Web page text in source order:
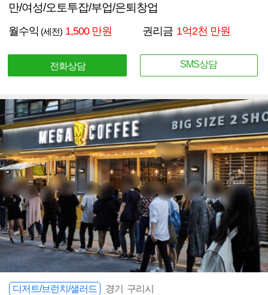
만/여성/오토투잡/부업/은퇴창업
월수익 (세전) 1,500 만원 권리금 1억2천 만원
전화상담 SMS상담
디저트/브런치/샐러드 경기 구리시